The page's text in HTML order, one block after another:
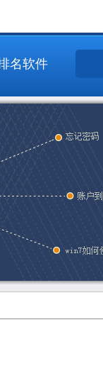
名软件